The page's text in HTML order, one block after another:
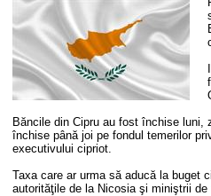
Băncile din Cipru au fost închise luni,
închise până joi pe fondul temerilor
executivului cipriot.
Taxa care ar urma să aducă la buget
autorităţile de la Nicosia şi miniştrii de